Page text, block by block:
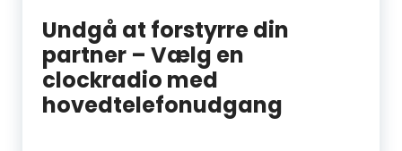
Undgå at forstyrre din
partner – Vælg en
clockradio med
hovedtelefonudgang